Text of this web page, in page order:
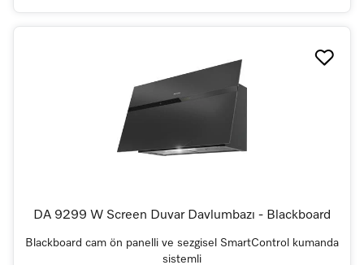
DA 9299 W Screen Duvar Davlumbazı - Blackboard
Blackboard cam ön panelli ve sezgisel SmartControl kumanda
sistemli